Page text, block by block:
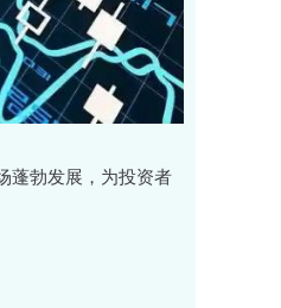
蓬勃发展，为投资者